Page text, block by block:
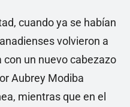
cuando ya se habían
volvieron a
un nuevo cabezazo
Aubrey Modiba
mientras que en el